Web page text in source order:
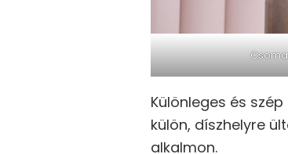
Különleges és
külön, díszhelyre
alkalmon.